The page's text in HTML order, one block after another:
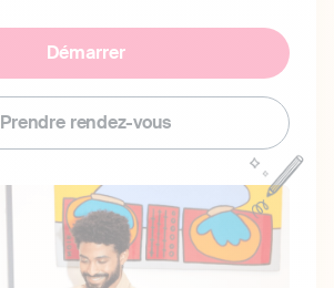
Démarrer
Prendre rendez-vous